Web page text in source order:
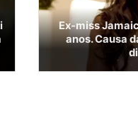
Ex-miss
anos. Causa